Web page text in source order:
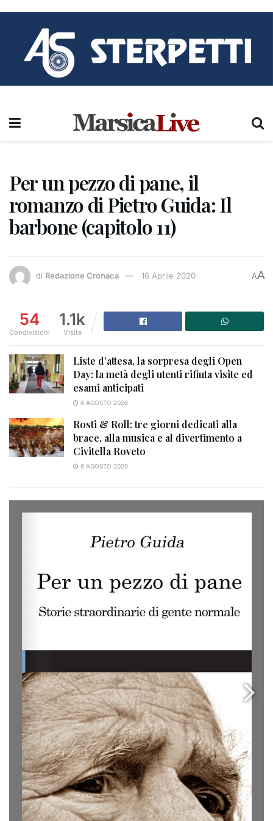
Per un pezzo di pane, il
romanzo di Pietro Guida: Il
barbone (capitolo 11)
di Redazione Cronaca 16 Aprile 2020 AA
54
Condivisioni
1.1k
Visite
Liste d’attesa, la sorpresa degli Open
Day: la metà degli utenti rifiuta visite ed
esami anticipati
6 AGOSTO 2026
Rosti & Roll: tre giorni dedicati alla
brace, alla musica e al divertimento a
Civitella Roveto
6 AGOSTO 2026